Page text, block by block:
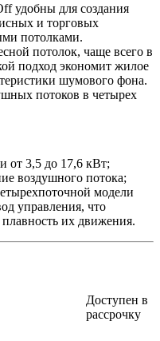
удобны для создания
и торговых
потолками.
потолок, чаще всего в
подход экономит жилое
шумового фона.
потоков в четырех
от 3,5 до 17,6 кВт;
воздушного потока;
модели
управления, что
их движения.
Доступен в
рассрочку